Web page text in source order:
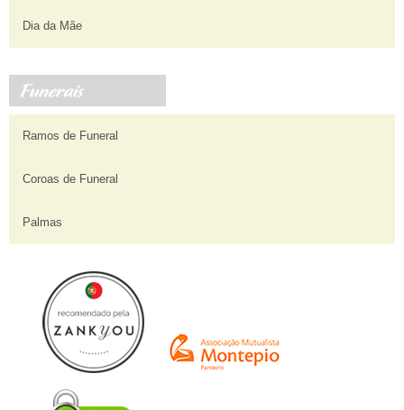
Dia da Mãe
Ramos de Funeral
Coroas de Funeral
Palmas